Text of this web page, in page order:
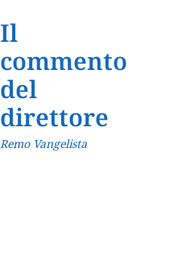
Il
commento
del
direttore
Remo Vangelista